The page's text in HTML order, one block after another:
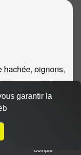
hachée, oignons,
Compte
garantir la